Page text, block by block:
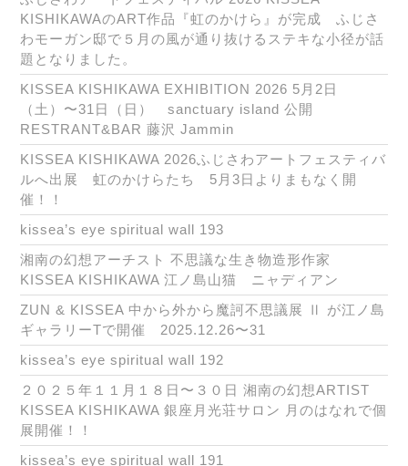
KISHIKAWAのART作品『虹のかけら』が完成 ふじさ
わモーガン邸で５月の風が通り抜けるステキな小径が話
題となりました。
KISSEA KISHIKAWA EXHIBITION 2026 5月2日
（土）〜31日（日） sanctuary island 公開
RESTRANT&BAR 藤沢 Jammin
KISSEA KISHIKAWA 2026ふじさわアートフェスティバ
ルへ出展 虹のかけらたち 5月3日よりまもなく開
催！！
kissea’s eye spiritual wall 193
湘南の幻想アーチスト 不思議な生き物造形作家
KISSEA KISHIKAWA 江ノ島山猫 ニャディアン
ZUN & KISSEA 中から外から魔訶不思議展 Ⅱ が江ノ島
ギャラリーTで開催 2025.12.26〜31
kissea’s eye spiritual wall 192
２０２５年１１月１８日〜３０日 湘南の幻想ARTIST
KISSEA KISHIKAWA 銀座月光荘サロン 月のはなれで個
展開催！！
kissea’s eye spiritual wall 191